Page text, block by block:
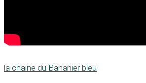
la chaine du Bananier bleu